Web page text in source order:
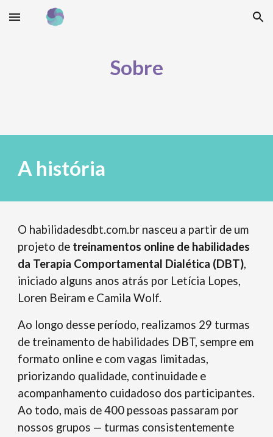
Skip to main content Skip to navigation
Sobre
A história
O habilidadesdbt.com.br nasceu a partir de um
projeto de treinamentos online de habilidades
da Terapia Comportamental Dialética (DBT),
iniciado alguns anos atrás por Letícia Lopes,
Loren Beiram e Camila Wolf.
Ao longo desse período, realizamos 29 turmas
de treinamento de habilidades DBT, sempre em
formato online e com vagas limitadas,
priorizando qualidade, continuidade e
acompanhamento cuidadoso dos participantes.
Ao todo, mais de 400 pessoas passaram por
nossos grupos — turmas consistentemente